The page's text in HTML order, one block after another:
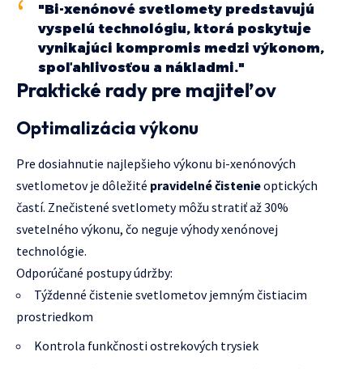
"Bi-xenónové svetlomety predstavujú
vyspelú technológiu, ktorá poskytuje
vynikajúci kompromis medzi výkonom,
spoľahlivosťou a nákladmi."
Praktické rady pre majiteľov
Optimalizácia výkonu
Pre dosiahnutie najlepšieho výkonu bi-xenónových
svetlometov je dôležité pravidelné čistenieoptických
častí. Znečistené svetlomety môžu stratiť až 30%
svetelného výkonu, čo neguje výhody xenónovej
technológie.
Odporúčané postupy údržby:
Týždenné čistenie svetlometov jemným čistiacim
prostriedkom
Kontrola funkčnosti ostrekových trysiek